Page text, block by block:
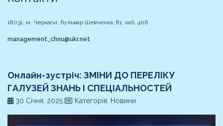
18031, м. Черкаси, бульвар Шевченка, 81, каб. 406
management_chnu@ukr.net
Онлайн-зустріч: ЗМІНИ ДО ПЕРЕЛІКУ
ГАЛУЗЕЙ ЗНАНЬ І СПЕЦІАЛЬНОСТЕЙ
30 Січня, 2025 Категорія: Новини